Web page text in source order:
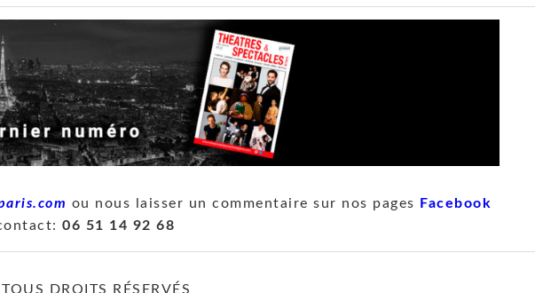
ou nous laisser un commentaire sur nos pages Facebook
06 51 14 92 68
DROITS RÉSERVÉS